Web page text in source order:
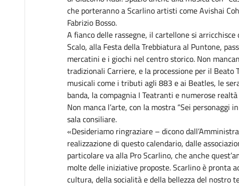
che porteranno a Scarlino artisti come Avishai
Fabrizio Bosso.
A fianco delle rassegne, il cartellone si
Scalo, alla Festa della Trebbiatura al Puntone,
mercatini e i giochi nel centro storico. Non
tradizionali Carriere, e la processione per il
musicali come i tributi agli 883 e ai Beatles, le
banda, la compagnia I Teatranti e numerose
Non manca l’arte, con la mostra “Sei personaggi
sala consiliare.
«Desideriamo ringraziare – dicono
realizzazione di questo calendario, dalle
particolare va alla Pro Scarlino, che anche
molte delle iniziative proposte. Scarlino è pronta
cultura, della socialità e della bellezza del nostro